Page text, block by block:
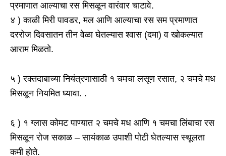
प्रमाणात आल्याचा रस मिसळून वारंवार चाटावे.
४ ) काळी मिरी पावडर, मल आणि आल्याचा रस सम प्रमाणात
दररोज दिवसातन तीन वेळा घेतल्यास श्वास (दमा) व खोकल्यात
आराम मिळतो.
५ ) रक्तदाबाच्या नियंत्रणासाठी १ चमचा लसूण रसात, २ चमचे मध
मिसळून नियमित घ्यावा. .
६ ) १ ग्लास कोमट पाण्यात २ चमचे मध आणि १ चमचा लिंबाचा रस
मिसळून रोज सकाळ – सायंकाळ उपाशी पोटी घेतल्यास स्थूलता
कमी होते.